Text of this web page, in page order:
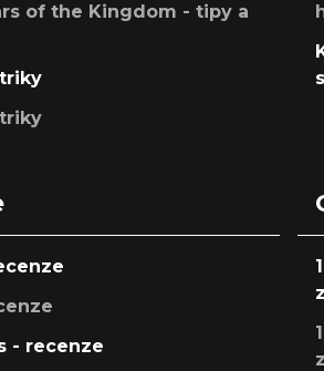
of the Kingdom - tipy a
- recenze